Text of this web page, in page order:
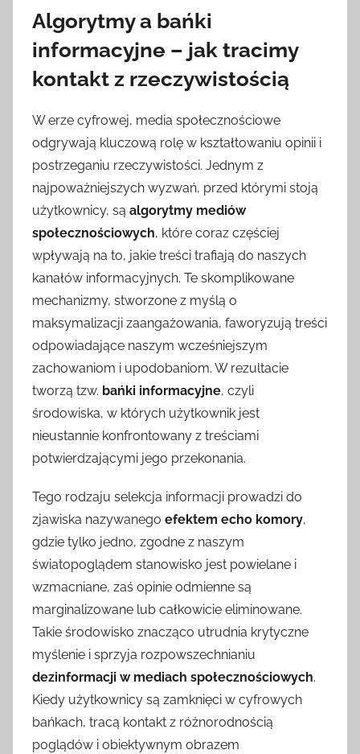
Algorytmy a bańki
informacyjne – jak tracimy
kontakt z rzeczywistością
W erze cyfrowej, media społecznościowe
odgrywają kluczową rolę w kształtowaniu opinii i
postrzeganiu rzeczywistości. Jednym z
najpoważniejszych wyzwań, przed którymi stoją
użytkownicy, są algorytmy mediów
społecznościowych, które coraz częściej
wpływają na to, jakie treści trafiają do naszych
kanałów informacyjnych. Te skomplikowane
mechanizmy, stworzone z myślą o
maksymalizacji zaangażowania, faworyzują treści
odpowiadające naszym wcześniejszym
zachowaniom i upodobaniom. W rezultacie
tworzą tzw. bańki informacyjne, czyli
środowiska, w których użytkownik jest
nieustannie konfrontowany z treściami
potwierdzającymi jego przekonania.
Tego rodzaju selekcja informacji prowadzi do
zjawiska nazywanego efektem echo komory,
gdzie tylko jedno, zgodne z naszym
światopoglądem stanowisko jest powielane i
wzmacniane, zaś opinie odmienne są
marginalizowane lub całkowicie eliminowane.
Takie środowisko znacząco utrudnia krytyczne
myślenie i sprzyja rozpowszechnianiu
dezinformacji w mediach społecznościowych.
Kiedy użytkownicy są zamknięci w cyfrowych
bańkach, tracą kontakt z różnorodnością
poglądów i obiektywnym obrazem